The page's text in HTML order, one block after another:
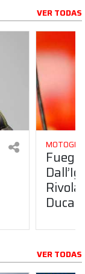
VER TODAS
MOTOGP
Ducati
VER TODAS